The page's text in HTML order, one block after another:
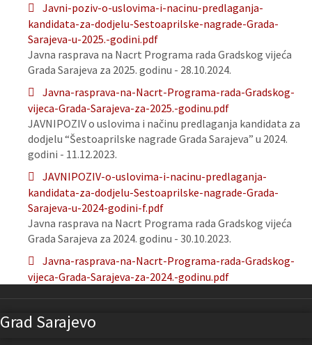
Javni-poziv-o-uslovima-i-nacinu-predlaganja-
kandidata-za-dodjelu-Sestoaprilske-nagrade-Grada-
Sarajeva-u-2025.-godini.pdf
Javna rasprava na Nacrt Programa rada Gradskog vijeća
Grada Sarajeva za 2025. godinu - 28.10.2024.
Javna-rasprava-na-Nacrt-Programa-rada-Gradskog-
vijeca-Grada-Sarajeva-za-2025.-godinu.pdf
JAVNIPOZIV o uslovima i načinu predlaganja kandidata za
dodjelu “Šestoaprilske nagrade Grada Sarajeva” u 2024.
godini - 11.12.2023.
JAVNIPOZIV-o-uslovima-i-nacinu-predlaganja-
kandidata-za-dodjelu-Sestoaprilske-nagrade-Grada-
Sarajeva-u-2024-godini-f.pdf
Javna rasprava na Nacrt Programa rada Gradskog vijeća
Grada Sarajeva za 2024. godinu - 30.10.2023.
Javna-rasprava-na-Nacrt-Programa-rada-Gradskog-
vijeca-Grada-Sarajeva-za-2024.-godinu.pdf
Grad Sarajevo